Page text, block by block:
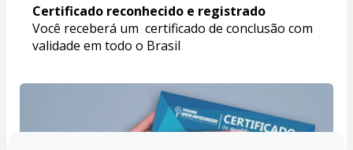
Certificado reconhecido e registrado
Você receberá um  certificado de conclusão com
validade em todo o Brasil